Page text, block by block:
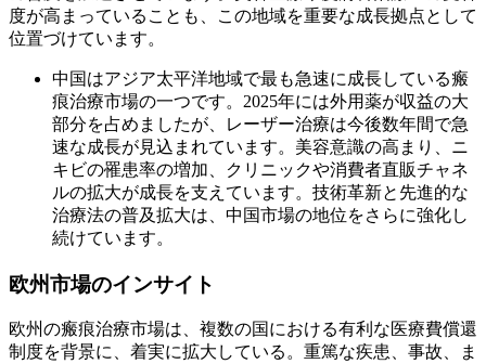
度が高まっていることも、この地域を重要な成長拠点として
位置づけています。
中国はアジア太平洋地域で最も急速に成長している瘢
痕治療市場の一つです。2025年には外用薬が収益の大
部分を占めましたが、レーザー治療は今後数年間で急
速な成長が見込まれています。美容意識の高まり、ニ
キビの罹患率の増加、クリニックや消費者直販チャネ
ルの拡大が成長を支えています。技術革新と先進的な
治療法の普及拡大は、中国市場の地位をさらに強化し
続けています。
欧州市場のインサイト
欧州の瘢痕治療市場は、複数の国における有利な医療費償還
制度を背景に、着実に拡大している。重篤な疾患、事故、ま